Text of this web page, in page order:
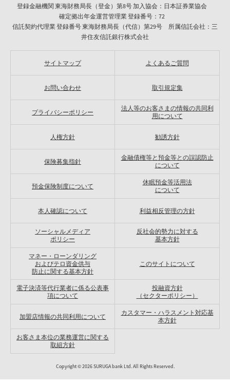
登録金融機関 東海財務局長（登金）第8号 加入協会：日本証券業協会
確定拠出年金運営管理業 登録番号：72
信託契約代理業 登録番号 東海財務局長（代信）第29号 所属信託会社：三
井住友信託銀行株式会社
サイトマップ よくあるご質問
お問い合わせ 取引規定集
プライバシーポリシー
法人等のお客さまの情報の共同利
用について
人権方針 勧誘方針
保険募集指針
金融債権等と預金等との誤認防止
について
預金保険制度について
休眠預金等活用法
について
本人確認について 利益相反管理の方針
ソーシャルメディア
ポリシー
反社会的勢力に対する
基本方針
マネー・ローンダリング
およびテロ資金供与
防止に関する基本方針
このサイトについて
電子決済等代行業者に係る公表事
項について
投融資方針
（セクターポリシー）
加盟店情報の共同利用について
カスタマー・ハラスメント対応基
本方針
お客さま本位の業務運営に関する
取組方針
Copyright ©2026SURUGA bank Ltd. All Rights Reserved.